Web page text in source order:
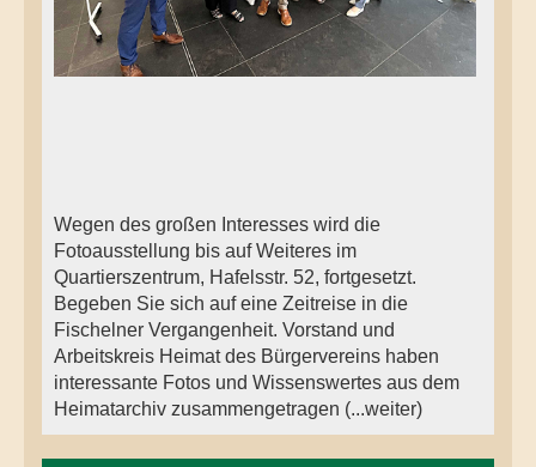
Wegen des großen Interesses wird die
Fotoausstellung bis auf Weiteres im
Quartierszentrum, Hafelsstr. 52, fortgesetzt.
Begeben Sie sich auf eine Zeitreise in die
Fischelner Vergangenheit. Vorstand und
Arbeitskreis Heimat des Bürgervereins haben
interessante Fotos und Wissenswertes aus dem
Heimatarchiv zusammengetragen (...weiter)